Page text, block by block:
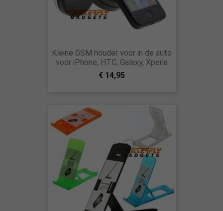
Kleine GSM houder voor in de auto
voor iPhone, HTC, Galaxy, Xperia
€ 14,95